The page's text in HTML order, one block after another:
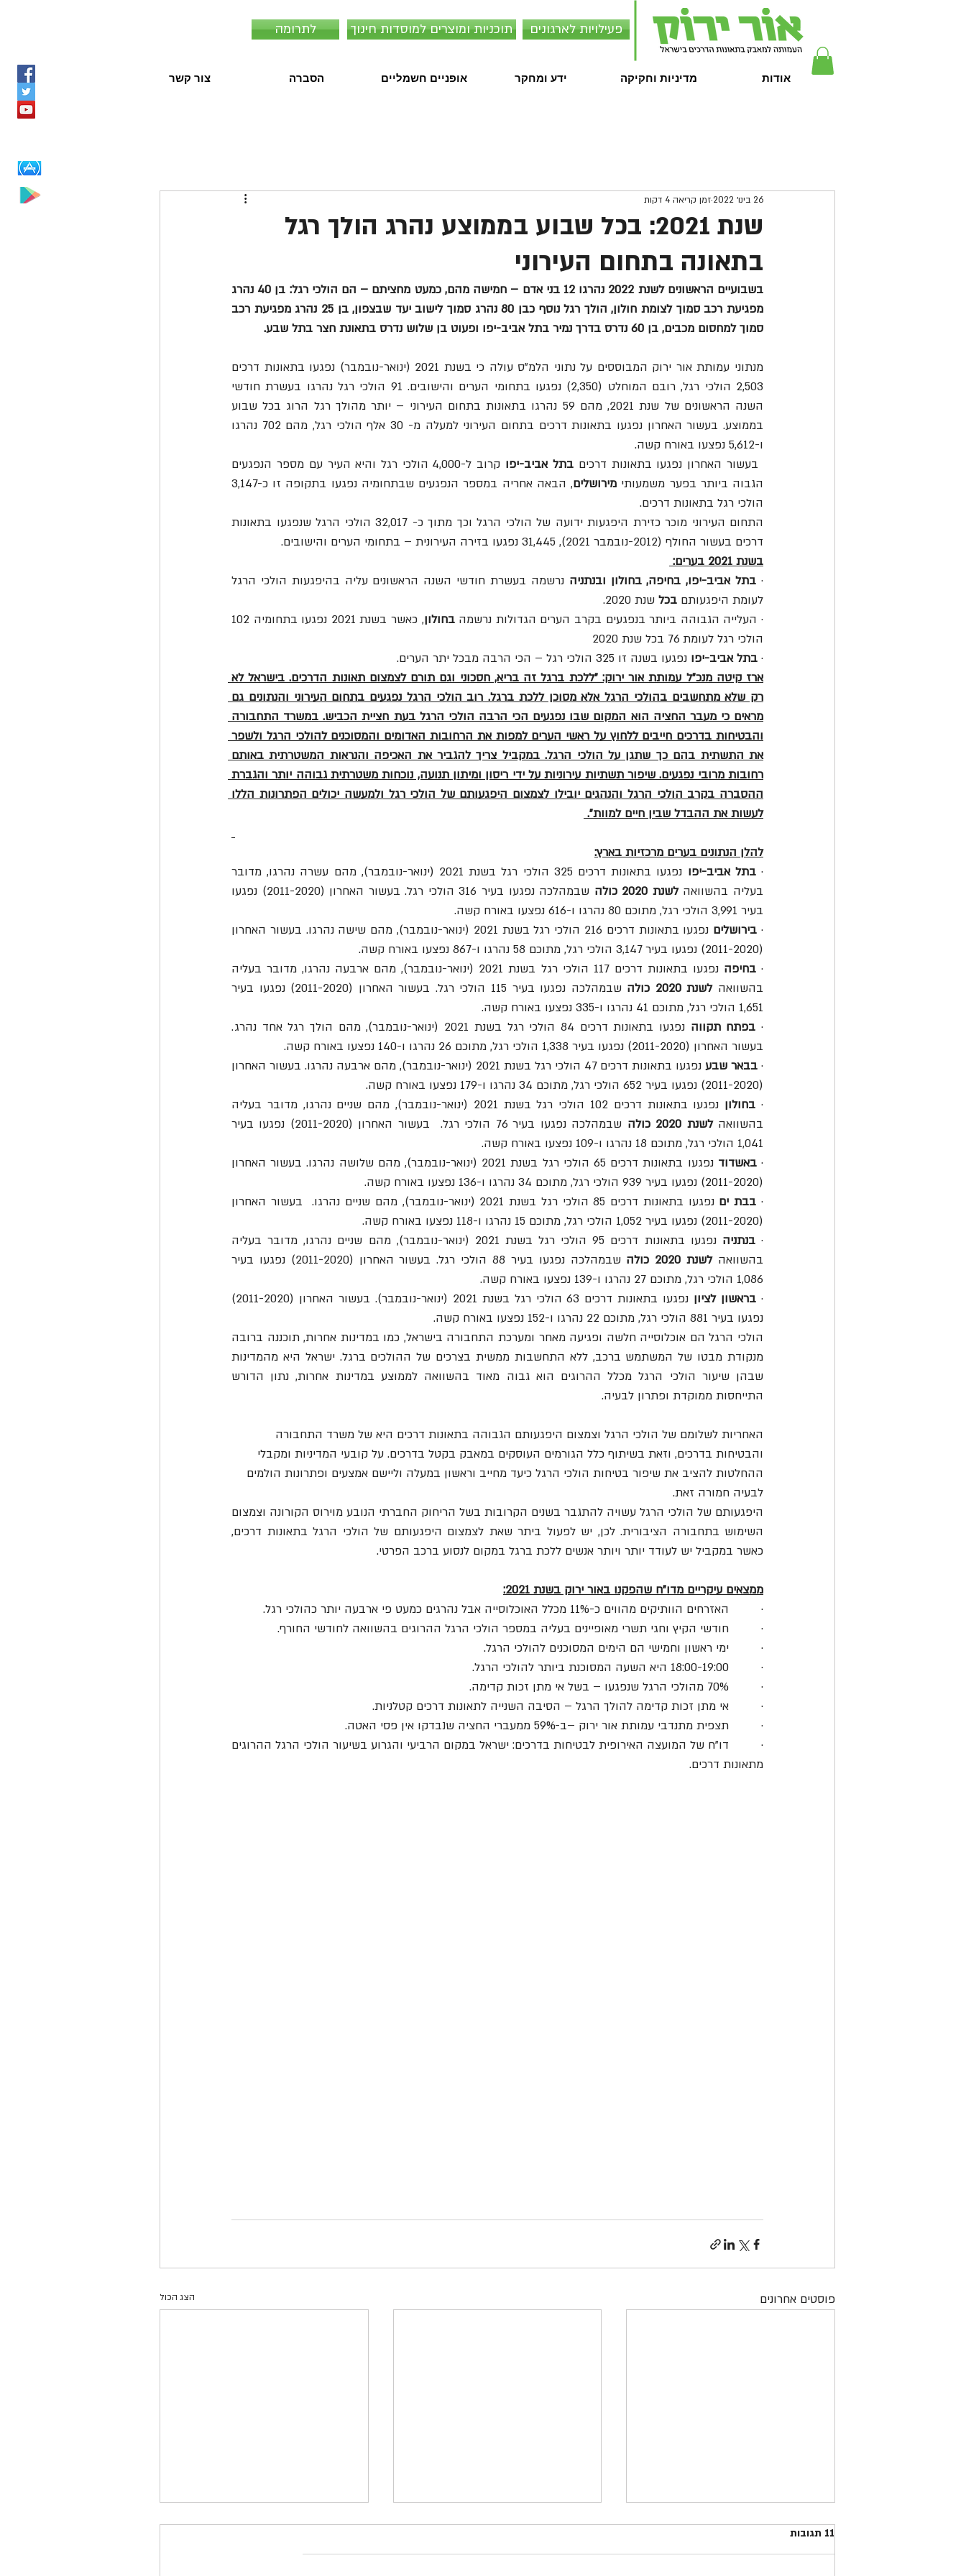
לתרומה תוכניות ומוצרים למוסדות חינוך פעילויות לארגונים
אודות מדיניות וחקיקה ידע ומחקר אופניים חשמליים הסברה צור קשר
שנת 2021: בכל שבוע בממוצע נהרג הולך רגל
בתאונה בתחום העירוני
26 בינו׳ 2022 זמן קריאה 4 דקות
סמוך למחסום מכבים, בן 60 נדרס בדרך נמיר בתל אביב-יפו ופעוט בן שלוש נדרס בתאונת חצר בתל שבע.
ו-5,612 נפצעו באורח קשה.
בתל אביב-יפו
הגבוה ביותר בפער משמעותי מירושלים
הולכי רגל בתאונות דרכים.
דרכים בעשור החולף (2012-נובמבר 2021), 31,445 נפגעו בזירה העירונית – בתחומי הערים והישובים.
בשנת 2021 בערים:
· בתל אביב-יפו, בחיפה, בחולון ובנתניה
לעומת היפגעותם בכל שנת 2020.
· העלייה הגבוהה ביותר בנפגעים בקרב הערים הגדולות נרשמה בחולון
הולכי רגל לעומת 76 בכל שנת 2020
· בתל אביב-יפו נפגעו בשנה זו 325 הולכי רגל – הכי הרבה מבכל יתר הערים.
ארז קיטה מנכ"ל עמותת אור ירוק: "ללכת ברגל זה בריא, חסכוני וגם תורם לצמצום תאונות הדרכים. בישראל לא
רק שלא מתחשבים בהולכי הרגל אלא מסוכן ללכת ברגל. רוב הולכי הרגל נפגעים בתחום העירוני והנתונים גם
מראים כי מעבר החציה הוא המקום שבו נפגעים הכי הרבה הולכי הרגל בעת חציית הכביש. במשרד התחבורה
והבטיחות בדרכים חייבים ללחוץ על ראשי הערים למפות את הרחובות האדומים והמסוכנים להולכי הרגל ולשפר
את התשתית בהם כך שתגן על הולכי הרגל. במקביל צריך להגביר את האכיפה והנראות המשטרתית באותם
רחובות מרובי נפגעים. שיפור תשתיות עירוניות על ידי ריסון ומיתון תנועה, נוכחות משטרתית גבוהה יותר והגברת
ההסברה בקרב הולכי הרגל והנהגים יובילו לצמצום היפגעותם של הולכי רגל ולמעשה יכולים הפתרונות הללו
לעשות את ההבדל שבין חיים למוות".
להלן הנתונים בערים מרכזיות בארץ:
· בתל אביב-יפו
בעליה בהשוואה לשנת 2020 כולה
בעיר 3,991 הולכי רגל, מתוכם 80 נהרגו ו-616 נפצעו באורח קשה.
· בירושלים
(2011-2020) נפגעו בעיר 3,147 הולכי רגל, מתוכם 58 נהרגו ו-867 נפצעו באורח קשה.
· בחיפה
בהשוואה לשנת 2020 כולה
1,651 הולכי רגל, מתוכם 41 נהרגו ו-335 נפצעו באורח קשה.
· בפתח תקווה
בעשור האחרון (2011-2020) נפגעו בעיר 1,338 הולכי רגל, מתוכם 26 נהרגו ו-140 נפצעו באורח קשה.
· בבאר שבע
(2011-2020) נפגעו בעיר 652 הולכי רגל, מתוכם 34 נהרגו ו-179 נפצעו באורח קשה.
· בחולון
בהשוואה לשנת 2020 כולה
1,041 הולכי רגל, מתוכם 18 נהרגו ו-109 נפצעו באורח קשה.
· באשדוד
(2011-2020) נפגעו בעיר 939 הולכי רגל, מתוכם 34 נהרגו ו-136 נפצעו באורח קשה.
· בבת ים
(2011-2020) נפגעו בעיר 1,052 הולכי רגל, מתוכם 15 נהרגו ו-118 נפצעו באורח קשה.
· בנתניה
בהשוואה לשנת 2020 כולה
1,086 הולכי רגל, מתוכם 27 נהרגו ו-139 נפצעו באורח קשה.
· בראשון לציון
נפגעו בעיר 881 הולכי רגל, מתוכם 22 נהרגו ו-152 נפצעו באורח קשה.
התייחסות ממוקדת ופתרון לבעיה.
האחריות לשלומם של הולכי הרגל וצמצום היפגעותם הגבוהה בתאונות דרכים היא של משרד התחבורה
והבטיחות בדרכים, וזאת בשיתוף כלל הגורמים העוסקים במאבק בקטל בדרכים. על קובעי המדיניות ומקבלי
ההחלטות להציב את שיפור בטיחות הולכי הרגל כיעד מחייב וראשון במעלה וליישם אמצעים ופתרונות הולמים
לבעיה חמורה זאת.
כאשר במקביל יש לעודד יותר ויותר אנשים ללכת ברגל במקום לנסוע ברכב הפרטי.
ממצאים עיקריים מדו"ח שהפקנו באור ירוק בשנת 2021:
·         האזרחים הוותיקים מהווים כ-11% מכלל האוכלוסייה אבל נהרגים כמעט פי ארבעה יותר כהולכי רגל.
·         חודשי הקיץ וחגי תשרי מאופיינים בעליה במספר הולכי הרגל ההרוגים בהשוואה לחודשי החורף.
·         ימי ראשון וחמישי הם הימים המסוכנים להולכי הרגל.
·         18:00-19:00 היא השעה המסוכנת ביותר להולכי הרגל.
·         70% מהולכי הרגל שנפגעו – בשל אי מתן זכות קדימה.
·         אי מתן זכות קדימה להולך הרגל – הסיבה השנייה לתאונות דרכים קטלניות.
·         תצפית מתנדבי עמותת אור ירוק –ב-59% ממעברי החציה שנבדקו אין פסי האטה.
מתאונות דרכים.
פוסטים אחרונים הצג הכול
11 תגובות